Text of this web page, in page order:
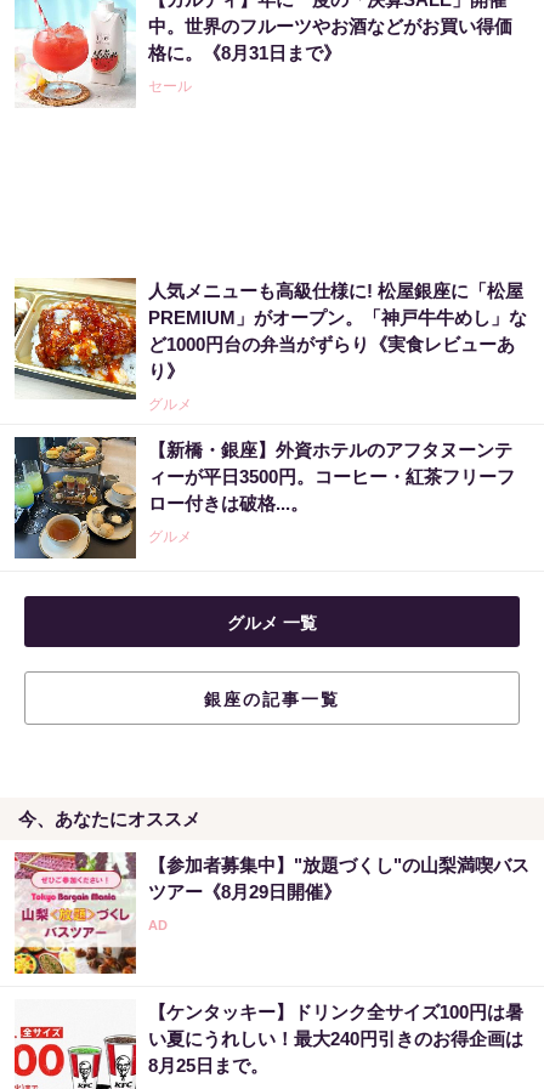
「宝くじ、運じゃなかった」当たる人は“同じ
こと”してる
PR（合同会社デジタルファーム ）
宝くじ当たる人だけがやっていること、教え
ます
PR（合同会社デジタルファーム ）
【今すぐやって】60歳以上は〇〇しないと金
運が崩壊します
PR（合同会社デジタルファーム ）
中。世界のフルーツやお酒などがお買い得価
格に。《8月31日まで》
セール
人気メニューも高級仕様に! 松屋銀座に「松屋
PREMIUM」がオープン。「神戸牛牛めし」な
ど1000円台の弁当がずらり《実食レビューあ
り》
グルメ
【新橋・銀座】外資ホテルのアフタヌーンテ
ィーが平日3500円。コーヒー・紅茶フリーフ
ロー付きは破格...。
グルメ
グルメ 一覧
銀座の記事一覧
今、あなたにオススメ
【参加者募集中】"放題づくし"の山梨満喫バス
ツアー《8月29日開催》
【ケンタッキー】ドリンク全サイズ100円は暑
い夏にうれしい！最大240円引きのお得企画は
8月25日まで。